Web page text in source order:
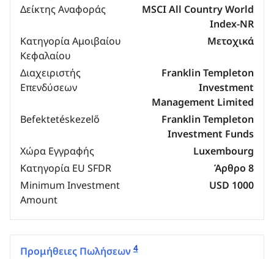
Δείκτης Αναφοράς
MSCI All Country World
Index-NR
Κατηγορία Αμοιβαίου
Κεφαλαίου
Μετοχικά
Διαχειριστής
Επενδύσεων
Franklin Templeton
Investment
Management Limited
Befektetéskezelő
Franklin Templeton
Investment Funds
Χώρα Εγγραφής
Luxembourg
Κατηγορία EU SFDR
Άρθρο 8
Minimum Investment
Amount
USD 1000
Προμήθειες Πωλήσεων 4